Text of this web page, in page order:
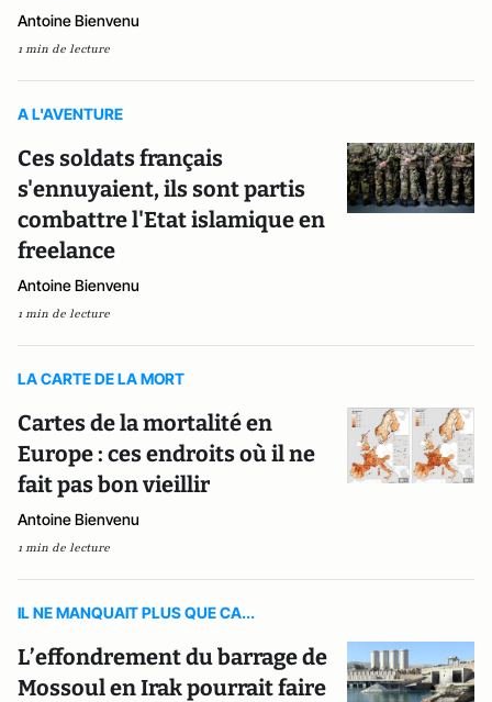
Antoine Bienvenu
1 min de lecture
A L'AVENTURE
Ces soldats français
s'ennuyaient, ils sont partis
combattre l'Etat islamique en
freelance
Antoine Bienvenu
1 min de lecture
LA CARTE DE LA MORT
Cartes de la mortalité en
Europe : ces endroits où il ne
fait pas bon vieillir
Antoine Bienvenu
1 min de lecture
IL NE MANQUAIT PLUS QUE CA...
L’effondrement du barrage de
Mossoul en Irak pourrait faire